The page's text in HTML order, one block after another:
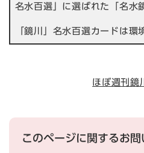
名水百選」に選ばれた「名水
「鏡川」名水百選カードは環
ほぼ週刊
このページに関するお